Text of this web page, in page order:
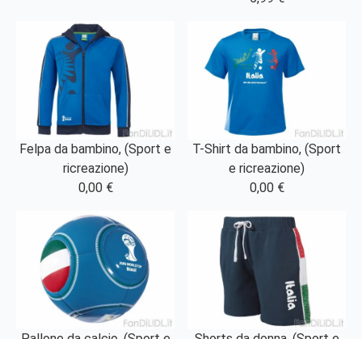
Felpa da bambino, (Sport e
ricreazione)
0,00 €
T-Shirt da bambino, (Sport
e ricreazione)
0,00 €